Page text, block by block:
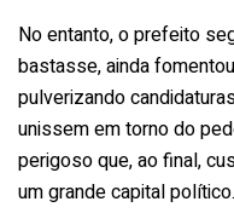
No entanto, o prefeito
bastasse, ainda
pulverizando
unissem em torno do
perigoso que, ao final,
um grande capital político.